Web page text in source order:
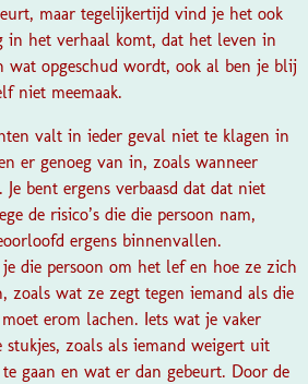
maar tegelijkertijd vind je het ook
in het verhaal komt, dat het leven in
wat opgeschud wordt, ook al ben je blij
niet meemaak.
valt in ieder geval niet te klagen in
er genoeg van in, zoals wanneer
bent ergens verbaasd dat dat niet
de risico’s die die persoon nam,
ergens binnenvallen.
die persoon om het lef en hoe ze zich
zoals wat ze zegt tegen iemand als die
erom lachen. Iets wat je vaker
stukjes, zoals als iemand weigert uit
gaan en wat er dan gebeurt. Door de